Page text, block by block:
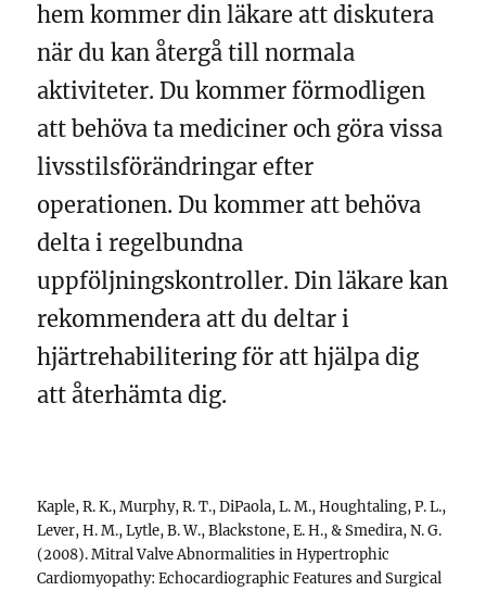
hem kommer din läkare att diskutera
när du kan återgå till normala
aktiviteter. Du kommer förmodligen
att behöva ta mediciner och göra vissa
livsstilsförändringar efter
operationen. Du kommer att behöva
delta i regelbundna
uppföljningskontroller. Din läkare kan
rekommendera att du deltar i
hjärtrehabilitering för att hjälpa dig
att återhämta dig.
Kaple, R. K., Murphy, R. T., DiPaola, L. M., Houghtaling, P. L.,
Lever, H. M., Lytle, B. W., Blackstone, E. H., & Smedira, N. G.
(2008). Mitral Valve Abnormalities in Hypertrophic
Cardiomyopathy: Echocardiographic Features and Surgical